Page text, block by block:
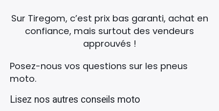
Sur Tiregom, c’est prix bas garanti, achat en
confiance, mais surtout des vendeurs
approuvés !
Posez-nous vos questions sur les pneus
moto.
Lisez nos autres conseils moto